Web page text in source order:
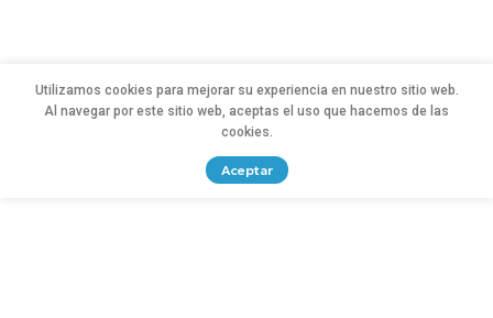
Utilizamos cookies para mejorar su experiencia en nuestro sitio web.
Al navegar por este sitio web, aceptas el uso que hacemos de las
cookies.
Aceptar